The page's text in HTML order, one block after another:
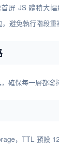
屏 JS 體積大
避免執行階段重
確保每一層都發
，TTL 預設